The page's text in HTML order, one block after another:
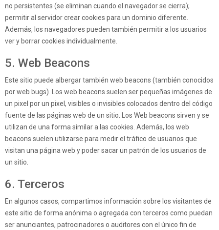
no persistentes (se eliminan cuando el navegador se cierra);
permitir al servidor crear cookies para un dominio diferente.
Además, los navegadores pueden también permitir a los usuarios
ver y borrar cookies individualmente.
5. Web Beacons
Este sitio puede albergar también web beacons (también conocidos
por web bugs). Los web beacons suelen ser pequeñas imágenes de
un pixel por un pixel, visibles o invisibles colocados dentro del código
fuente de las páginas web de un sitio. Los Web beacons sirven y se
utilizan de una forma similar a las cookies. Además, los web
beacons suelen utilizarse para medir el tráfico de usuarios que
visitan una página web y poder sacar un patrón de los usuarios de
un sitio.
6. Terceros
En algunos casos, compartimos información sobre los visitantes de
este sitio de forma anónima o agregada con terceros como puedan
ser anunciantes, patrocinadores o auditores con el único fin de